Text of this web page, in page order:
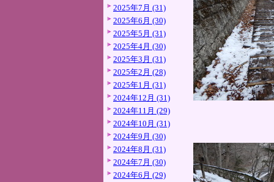
2025年7月 (31)
2025年6月 (30)
2025年5月 (31)
2025年4月 (30)
2025年3月 (31)
2025年2月 (28)
2025年1月 (31)
2024年12月 (31)
2024年11月 (29)
2024年10月 (31)
2024年9月 (30)
2024年8月 (31)
2024年7月 (30)
2024年6月 (29)